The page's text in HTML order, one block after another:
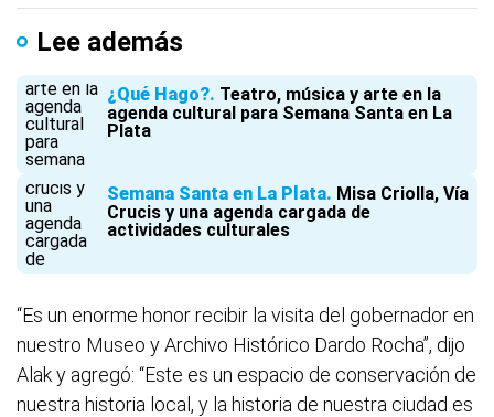
Lee además
¿Qué Hago? Teatro, música y arte en la
agenda cultural para Semana Santa en La
Plata
Semana Santa en La Plata Misa Criolla, Vía
Crucis y una agenda cargada de
actividades culturales
“Es un enorme honor recibir la visita del gobernador en
nuestro Museo y Archivo Histórico Dardo Rocha”, dijo
Alak y agregó: “Este es un espacio de conservación de
nuestra historia local, y la historia de nuestra ciudad es